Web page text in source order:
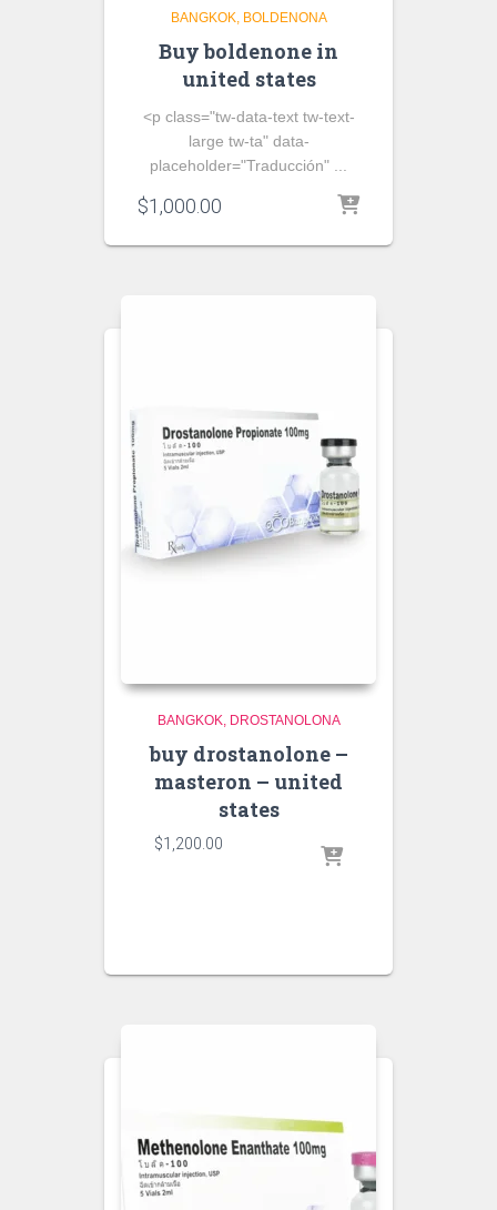
BANGKOK BOLDENONA
Buy boldenone in
united states
<p class="tw-data-text tw-text-
large tw-ta" data-
placeholder="Traducción" ...
$1,000.00
BANGKOK DROSTANOLONA
buy drostanolone –
masteron – united
states
$1,200.00